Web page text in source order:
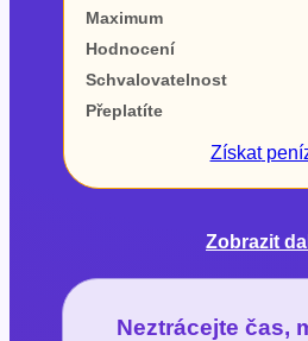
Maximum
Hodnocení
Schvalovatelnost
Přeplatíte
Získat
Zobrazit
Neztrácejte čas,